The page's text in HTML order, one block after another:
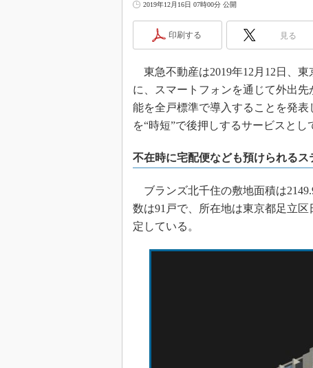
2019年12月16日 07時00分 公開
印刷する 見る
東急不動産は2019年12月12日、東
に、スマートフォンを通じて外出
能を全戸標準で導入することを発
を“時短”で後押しするサービスとし
不在時に宅配便なども預けられるス
ブランズ北千住の敷地面積は
数は91戸で、所在地は東京都足立区
定している。